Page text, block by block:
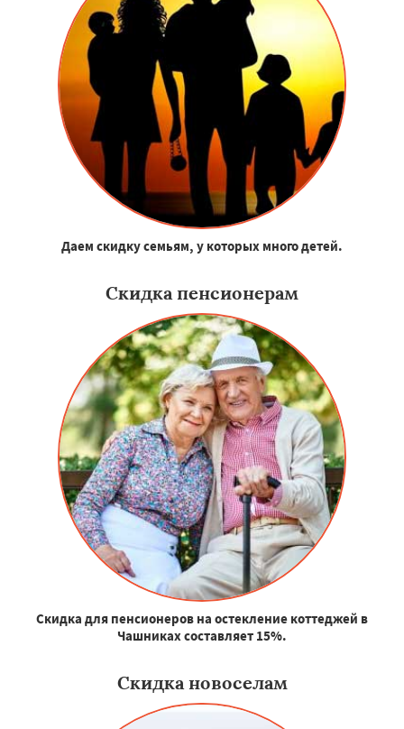
Даем скидку семьям, у которых много детей.
Скидка пенсионерам
Скидка для пенсионеров на остекление коттеджей в
Чашниках составляет 15%.
Скидка новоселам